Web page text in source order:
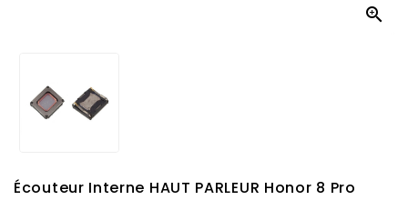

Écouteur Interne HAUT PARLEUR Honor 8 Pro